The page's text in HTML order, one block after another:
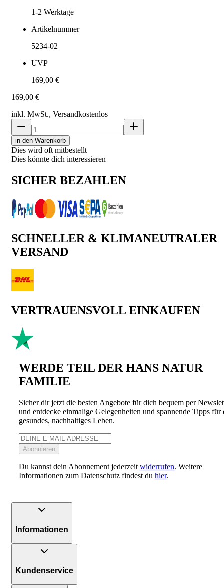
1-2 Werktage
Artikelnummer
5234-02
UVP
169,00 €
169,00 €
inkl. MwSt., Versandkostenlos
in den Warenkorb
Dies wird oft mitbestellt
Dies könnte dich interessieren
SICHER BEZAHLEN
SCHNELLER & KLIMANEUTRALER
VERSAND
VERTRAUENSVOLL EINKAUFEN
WERDE TEIL DER HANS NATUR
FAMILIE
Sicher dir jetzt die besten Angebote für dich bequem per
und entdecke einmalige Gelegenheiten und spannende Tipps für
gesundes, nachhaltiges Leben.
Abonnieren
Du kannst dein Abonnement jederzeit widerrufen. Weitere
Informationen zum Datenschutz findest du hier.
Informationen
Kundenservice